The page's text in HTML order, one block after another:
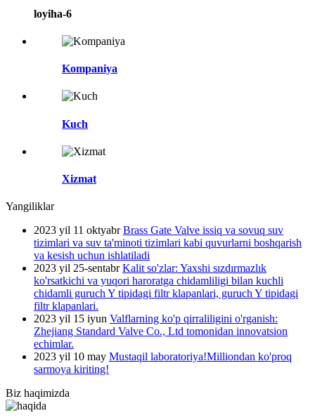
loyiha-6
Kompaniya
Kuch
Xizmat
Yangiliklar
2023 yil 11 oktyabr Brass Gate Valve issiq va sovuq suv
tizimlari va suv ta'minoti tizimlari kabi quvurlarni boshqarish
va kesish uchun ishlatiladi
2023 yil 25-sentabr Kalit so'zlar: Yaxshi sızdırmazlık
ko'rsatkichi va yuqori haroratga chidamliligi bilan kuchli
chidamli guruch Y tipidagi filtr klapanlari, guruch Y tipidagi
filtr klapanlari.
2023 yil 15 iyun Valflarning ko'p qirraliligini o'rganish:
Zhejiang Standard Valve Co., Ltd tomonidan innovatsion
echimlar.
2023 yil 10 may Mustaqil laboratoriya!Milliondan ko'proq
sarmoya kiriting!
Biz haqimizda